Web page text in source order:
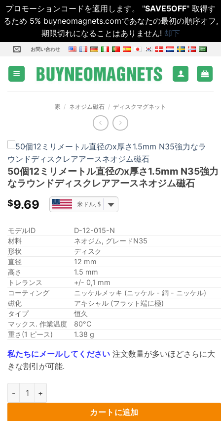
プロモーションコードを適用します。 "SAVE5OFF" 取得す
るため 5% buyneomagnets.comであなたの最初の順序オフ,
期限切れになることはありません! 却下
お問い合わせ
家 / ネオジム磁石 / ディスクマグネット
50個12ミリメートル直径のx厚さ1.5mm N35強力
なラウンドディスクレアアースネオジム磁石
$9.69 米ドル, $
モデルID
D-12-015-N
材料
ネオジム, グレードN35
形状
ディスク
直径
12 mm
高さ
1.5 mm
トレランス
+/- 0,1 mm
コーティング
ニッケルメッキ (ニッケル - 銅 - ニッケル)
磁化
アキシャル (フラット端に極)
タイプ
恒久
マックス. 作業温度
80°C
重さ(1 ピース)
1.38 g
私たちにメールしてください 注文数量が多いほどさらに大
きな割引が可能.
50個12ミリメートル直径のx厚さ1.5mm N35強力なラウンドディ
カートに追加